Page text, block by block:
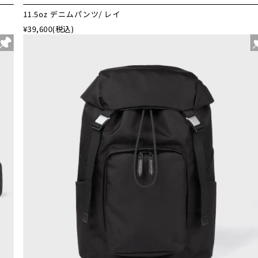
11.5oz デニムパンツ/ レイ
¥39,600(税込)